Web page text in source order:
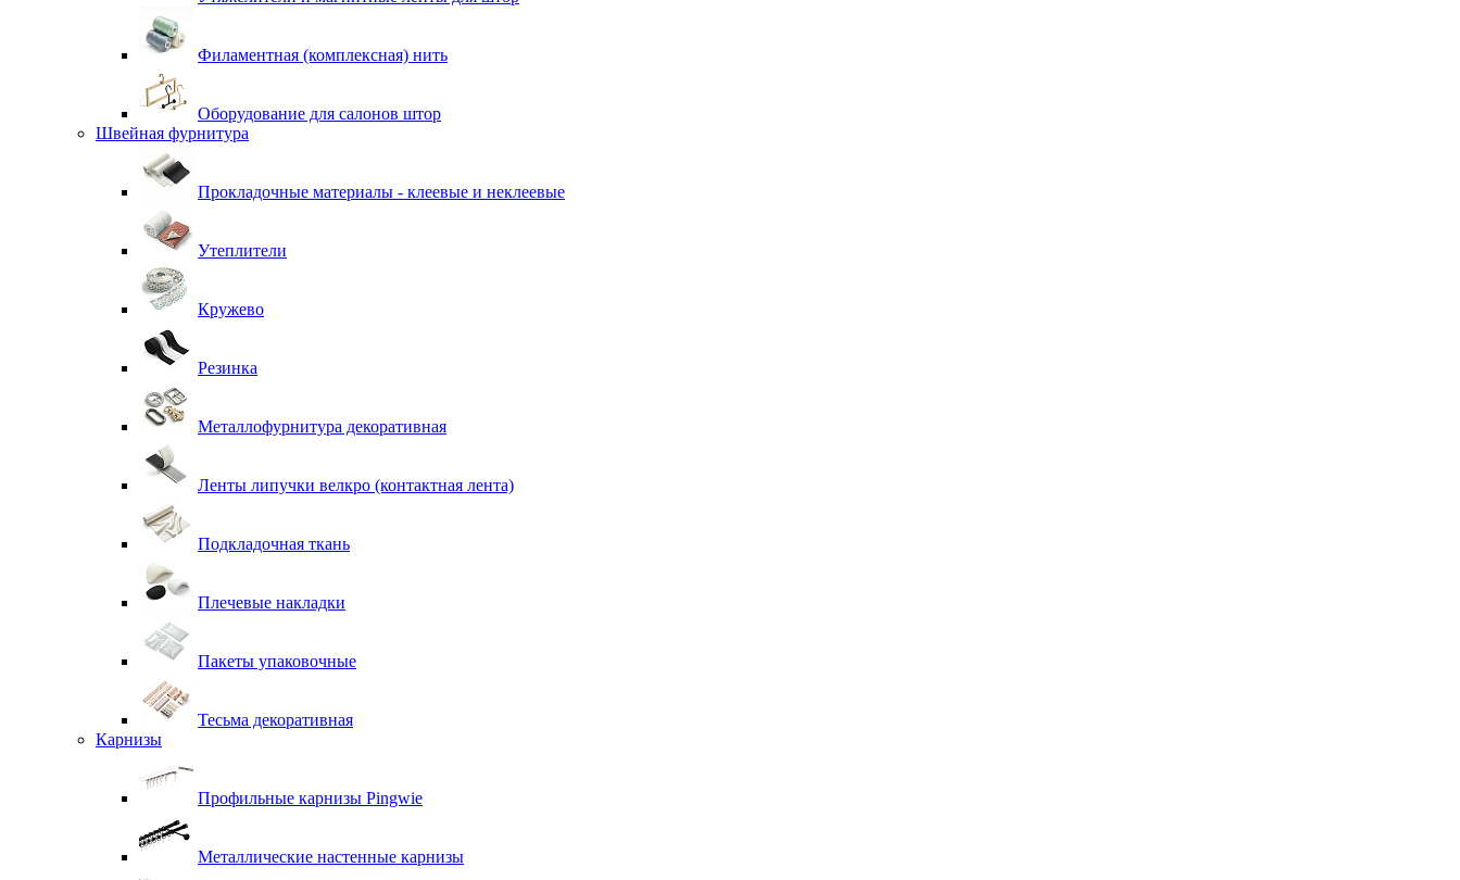
Филаментная (комплексная) нить
Оборудование для салонов штор
Швейная фурнитура
Прокладочные материалы - клеевые и неклеевые
Утеплители
Кружево
Резинка
Металлофурнитура декоративная
Ленты липучки велкро (контактная лента)
Подкладочная ткань
Плечевые накладки
Пакеты упаковочные
Тесьма декоративная
Карнизы
Профильные карнизы Pingwie
Металлические настенные карнизы